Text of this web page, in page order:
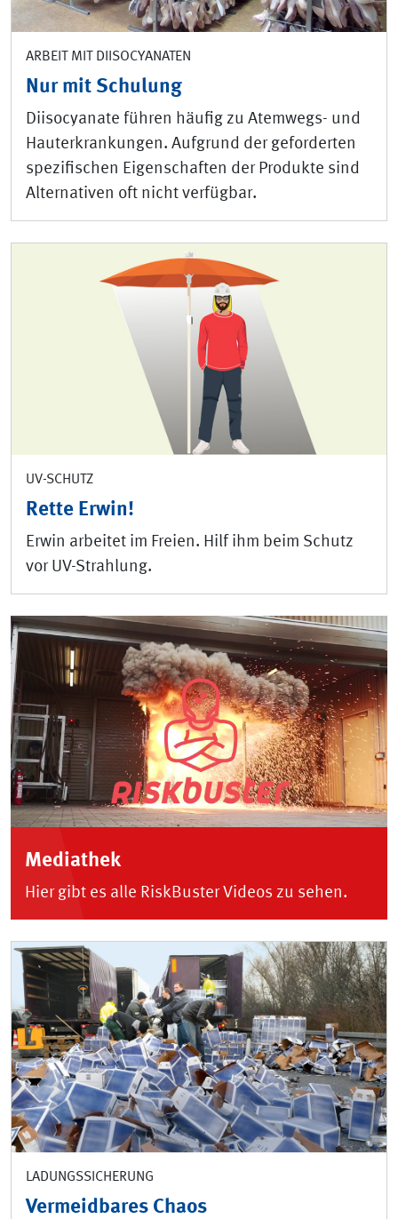
ARBEIT MIT DIISOCYANATEN
Nur mit Schulung
Diisocyanate führen häufig zu Atemwegs- und
Hauterkrankungen. Aufgrund der geforderten
spezifischen Eigenschaften der Produkte sind
Alternativen oft nicht verfügbar.
UV-SCHUTZ
Rette Erwin!
Erwin arbeitet im Freien. Hilf ihm beim Schutz
vor UV-Strahlung.
Mediathek
Hier gibt es alle RiskBuster Videos zu sehen.
LADUNGSSICHERUNG
Vermeidbares Chaos